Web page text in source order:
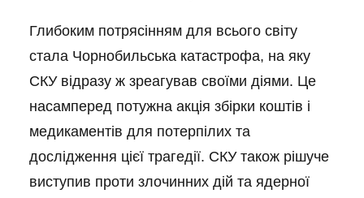
Глибоким потрясінням для всього світу
стала Чорнобильська катастрофа, на яку
СКУ відразу ж зреагував своїми діями. Це
насамперед потужна акція збірки коштів і
медикаментів для потерпілих та
дослідження цієї трагедії. СКУ також рішуче
виступив проти злочинних дій та ядерної